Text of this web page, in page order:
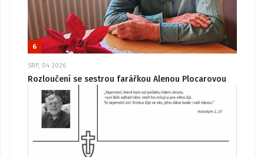
6
SRP, 04 2026
Rozloučení se sestrou farářkou Alenou Plocarovou